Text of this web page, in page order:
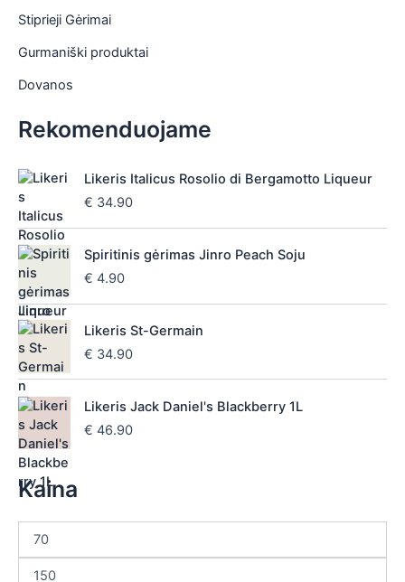
Stiprieji Gėrimai
Gurmaniški produktai
Dovanos
Rekomenduojame
Likeris Italicus Rosolio di Bergamotto Liqueur
€ 34.90
Spiritinis gėrimas Jinro Peach Soju
€ 4.90
Likeris St-Germain
€ 34.90
Likeris Jack Daniel's Blackberry 1L
€ 46.90
Kaina